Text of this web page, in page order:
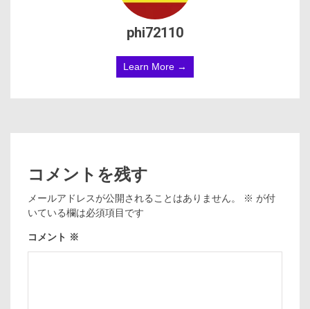
phi72110
Learn More →
コメントを残す
メールアドレスが公開されることはありません。 ※ が付
いている欄は必須項目です
コメント ※